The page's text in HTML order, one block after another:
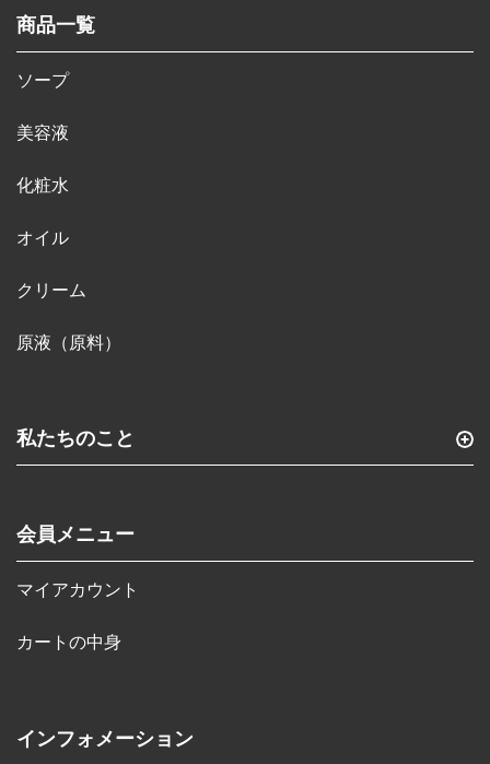
商品一覧
ソープ
美容液
化粧水
オイル
クリーム
原液（原料）
私たちのこと
会員メニュー
マイアカウント
カートの中身
インフォメーション